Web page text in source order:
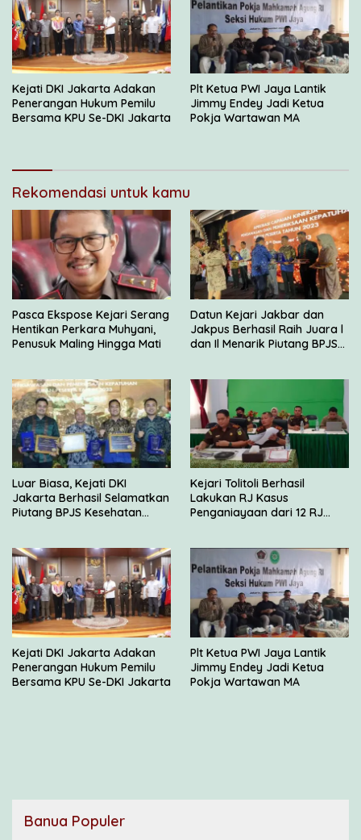
Kejati DKI Jakarta Adakan
Penerangan Hukum Pemilu
Bersama KPU Se-DKI Jakarta
Plt Ketua PWI Jaya Lantik
Jimmy Endey Jadi Ketua
Pokja Wartawan MA
Rekomendasi untuk kamu
Pasca Ekspose Kejari Serang
Hentikan Perkara Muhyani,
Penusuk Maling Hingga Mati
Datun Kejari Jakbar dan
Jakpus Berhasil Raih Juara l
dan Il Menarik Piutang BPJS
Luar Biasa, Kejati DKI
Jakarta Berhasil Selamatkan
Piutang BPJS Kesehatan
Kejari Tolitoli Berhasil
Lakukan RJ Kasus
Penganiayaan dari 12 RJ
Kejati DKI Jakarta Adakan
Penerangan Hukum Pemilu
Bersama KPU Se-DKI Jakarta
Plt Ketua PWI Jaya Lantik
Jimmy Endey Jadi Ketua
Pokja Wartawan MA
Banua Populer